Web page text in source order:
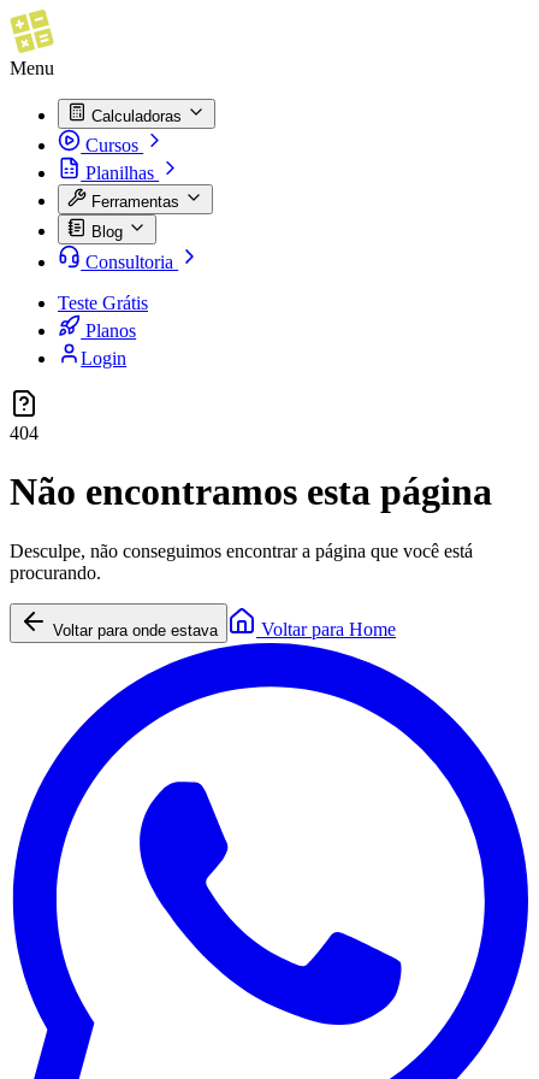
Menu
Calculadoras
Cursos
Planilhas
Ferramentas
Blog
Consultoria
Teste Grátis
Planos
Login
404
Não encontramos esta página
Desculpe, não conseguimos encontrar a página que você está
procurando.
Voltar para onde estava Voltar para Home